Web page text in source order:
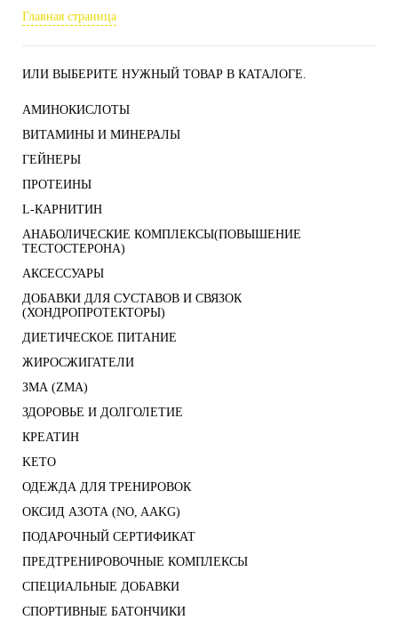
Главная страница
ИЛИ ВЫБЕРИТЕ НУЖНЫЙ ТОВАР В КАТАЛОГЕ.
АМИНОКИСЛОТЫ
ВИТАМИНЫ И МИНЕРАЛЫ
ГЕЙНЕРЫ
ПРОТЕИНЫ
L-КАРНИТИН
АНАБОЛИЧЕСКИЕ КОМПЛЕКСЫ(ПОВЫШЕНИЕ
ТЕСТОСТЕРОНА)
АКСЕССУАРЫ
ДОБАВКИ ДЛЯ СУСТАВОВ И СВЯЗОК
(ХОНДРОПРОТЕКТОРЫ)
ДИЕТИЧЕСКОЕ ПИТАНИЕ
ЖИРОСЖИГАТЕЛИ
ЗМА (ZMA)
ЗДОРОВЬЕ И ДОЛГОЛЕТИЕ
КРЕАТИН
KETO
ОДЕЖДА ДЛЯ ТРЕНИРОВОК
ОКСИД АЗОТА (NO, AAKG)
ПОДАРОЧНЫЙ СЕРТИФИКАТ
ПРЕДТРЕНИРОВОЧНЫЕ КОМПЛЕКСЫ
СПЕЦИАЛЬНЫЕ ДОБАВКИ
СПОРТИВНЫЕ БАТОНЧИКИ